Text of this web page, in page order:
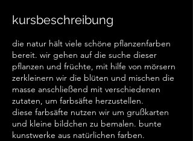
kursbeschreibung
die natur hält viele schöne pflanzenfarben
bereit. wir gehen auf die suche dieser
pflanzen und früchte, mit hilfe von mörsern
zerkleinern wir die blüten und mischen die
masse anschließend mit verschiedenen
zutaten, um farbsäfte herzustellen.
diese farbsäfte nutzen wir um grußkarten
und kleine bildchen zu bemalen. bunte
kunstwerke aus natürlichen farben.